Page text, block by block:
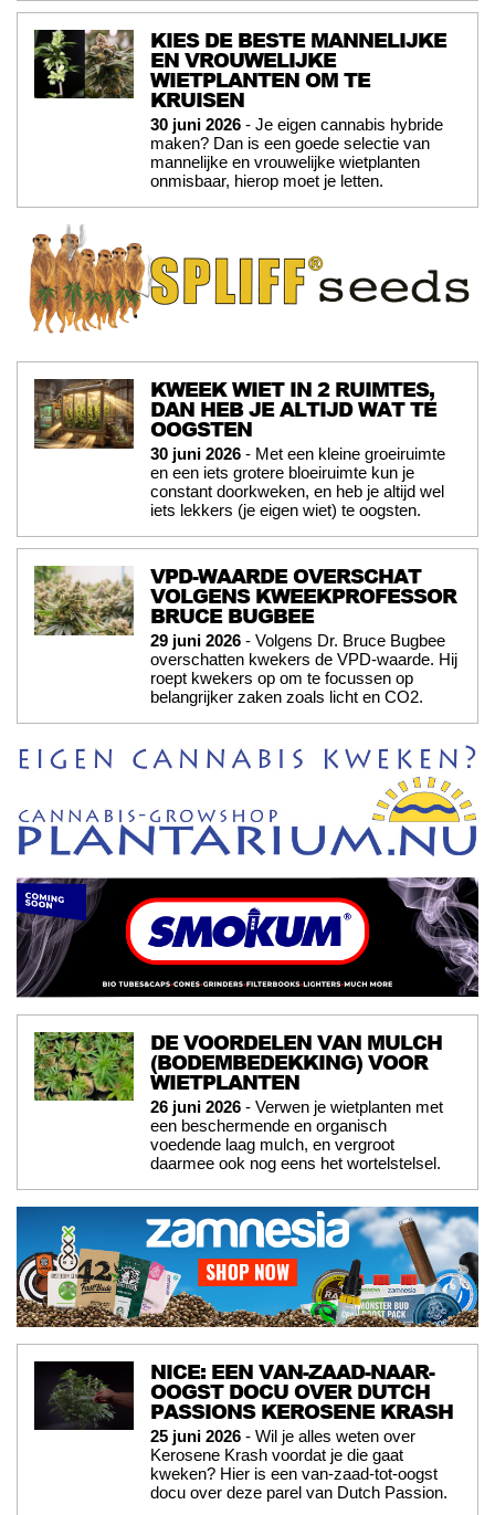
KIES DE BESTE MANNELIJKE
EN VROUWELIJKE
WIETPLANTEN OM TE
KRUISEN
30 juni 2026 - Je eigen cannabis hybride
maken? Dan is een goede selectie van
mannelijke en vrouwelijke wietplanten
onmisbaar, hierop moet je letten.
KWEEK WIET IN 2 RUIMTES,
DAN HEB JE ALTIJD WAT TE
OOGSTEN
30 juni 2026 - Met een kleine groeiruimte
en een iets grotere bloeiruimte kun je
constant doorkweken, en heb je altijd wel
iets lekkers (je eigen wiet) te oogsten.
VPD-WAARDE OVERSCHAT
VOLGENS KWEEKPROFESSOR
BRUCE BUGBEE
29 juni 2026 - Volgens Dr. Bruce Bugbee
overschatten kwekers de VPD-waarde. Hij
roept kwekers op om te focussen op
belangrijker zaken zoals licht en CO2.
DE VOORDELEN VAN MULCH
(BODEMBEDEKKING) VOOR
WIETPLANTEN
26 juni 2026 - Verwen je wietplanten met
een beschermende en organisch
voedende laag mulch, en vergroot
daarmee ook nog eens het wortelstelsel.
NICE: EEN VAN-ZAAD-NAAR-
OOGST DOCU OVER DUTCH
PASSIONS KEROSENE KRASH
25 juni 2026 - Wil je alles weten over
Kerosene Krash voordat je die gaat
kweken? Hier is een van-zaad-tot-oogst
docu over deze parel van Dutch Passion.